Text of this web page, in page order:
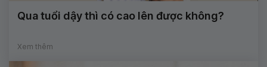
Qua tuổi dậy thì có cao lên được không?
Xem thêm